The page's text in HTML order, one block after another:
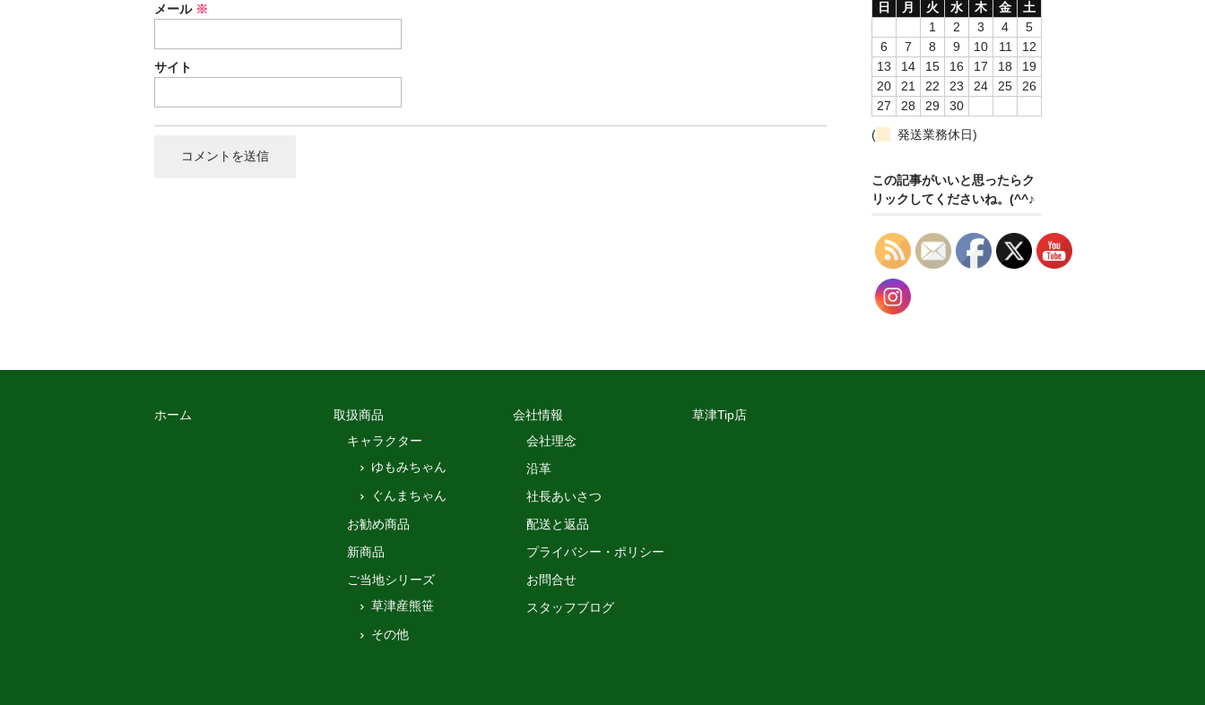
メール ※
サイト
日
月 火 水 木 金
土
1
2 3 4
5
6
7 8 9 10 11
12
13
14 15 16 17 18
19
20
21 22 23 24 25
26
27
28 29
30
(
発送業務休日)
この記事がいいと思ったらク
リックしてくださいね。(^^♪
ホーム
取扱商品
キャラクター
ゆもみちゃん
ぐんまちゃん
お勧め商品
新商品
ご当地シリーズ
草津産熊笹
その他
会社情報
会社理念
沿革
社長あいさつ
配送と返品
プライバシー・ポリシー
お問合せ
スタッフブログ
草津Tip店